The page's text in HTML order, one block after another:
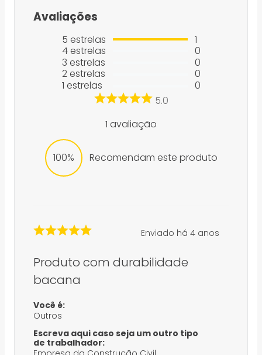
Avaliações
5 estrelas
4estrelas
3 estrelas
2estrelas
1 estrelas
1
0
0
0
0
5.0
1 avaliação
100% Recomendam este produto
Enviado há 4 anos
Produto com durabilidade
bacana
Você é:
Outros
Escreva aqui caso seja um outro tipo
de trabalhador: